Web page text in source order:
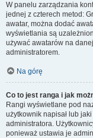
W panelu zarządzania
jednej z czterech metod:
awatar, można dodać
wyświetlania są
używać awatarów na
administratorem.
Na górę
Co to jest ranga i jak
Rangi wyświetlane pod
użytkownik napisał lub
administratora.
ponieważ ustawia je